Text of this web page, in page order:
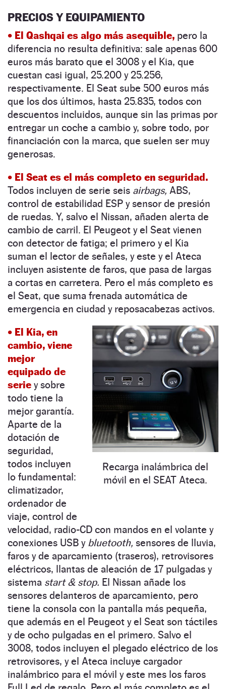
PRECIOS Y EQUIPAMIENTO
• El Qashqai es algo más asequible, pero la
diferencia no resulta definitiva: sale apenas 600
euros más barato que el 3008 y el Kia, que
cuestan casi igual, 25.200 y 25.256,
respectivamente. El Seat sube 500 ­euros más
que los dos últimos, hasta 25.835, todos con
descuentos incluidos, aunque sin las primas por
entregar un coche a cambio y, sobre todo, por
financiación con la marca, que suelen ser muy
generosas.
• El Seat es el más completo en seguridad.
Todos incluyen de serie seis airbags, ABS,
control de estabilidad ESP y sensor de presión
de ruedas. Y, salvo el Nissan, añaden alerta de
cambio de carril. El Peugeot y el Seat vienen
con detector de fatiga; el primero y el Kia
suman el lector de señales, y este y el Ateca
incluyen asistente de faros, que pasa de largas
a cortas en carretera. Pero el más completo es
el Seat, que suma frenada automática de
emergencia en ciudad y reposacabezas activos.
Recarga inalámbrica del
móvil en el SEAT Ateca.
• El Kia, en
cambio, viene
mejor
equipado de
serie y sobre
todo tiene la
mejor garantía.
Aparte de la
dotación de
seguridad,
todos incluyen
lo fundamental:
climatizador,
ordenador de
viaje, control de
velocidad, radio-CD con mandos en el volante y
conexiones USB y bluetooth, sensores de lluvia,
faros y de aparcamiento (traseros), retrovisores
eléctricos, llantas de aleación de 17 pulgadas y
sistema start & stop. El Nissan añade los
sensores delanteros de aparcamiento, pero
tiene la consola con la pantalla más pequeña,
que además en el Peugeot y el Seat son táctiles
y de ocho pulgadas en el primero. Salvo el
3008, todos incluyen el plegado eléctrico de los
retrovisores, y el Ateca incluye cargador
inalámbrico para el móvil y este mes los faros